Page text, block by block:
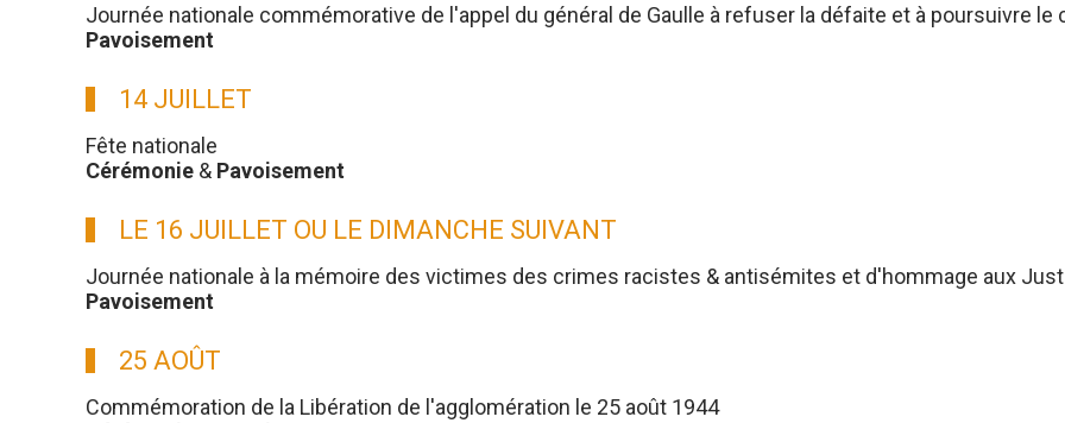
Journée nationale commémorative de l'appel du général de Gaulle à refuser la défaite et à poursuivre
Pavoisement
14 JUILLET
Fête nationale
Cérémonie & Pavoisement
LE 16 JUILLET OU LE DIMANCHE SUIVANT
Journée nationale à la mémoire des victimes des crimes racistes & antisémites et d'hommage aux
Pavoisement
25 AOÛT
Commémoration de la Libération de l'agglomération le 25 août 1944